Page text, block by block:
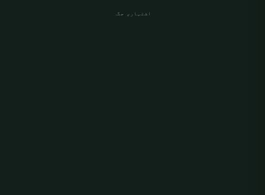
اشتہاری جگہ